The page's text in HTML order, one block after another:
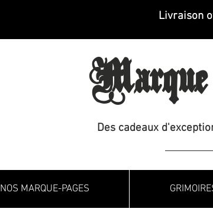
Livraison
Des cadeaux
NOS MARQUE-PAGES